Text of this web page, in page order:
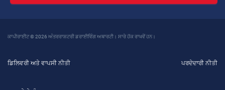
ਕਾਪੀਰਾਈਟ © 2026 ਅੰਤਰਰਾਸ਼ਟਰੀ ਡਰਾਈਵਿੰਗ ਅਥਾਰਟੀ। ਸਾਰੇ ਹੱਕ ਰਾਖਵੇਂ ਹਨ।
ਡਿਲਿਵਰੀ ਅਤੇ ਵਾਪਸੀ ਨੀਤੀ ਪਰਦੇਦਾਰੀ ਨੀਤੀ